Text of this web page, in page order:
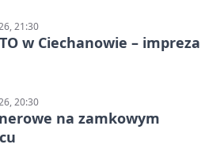
21:30
w Ciechanowie – impreza
20:30
na zamkowym